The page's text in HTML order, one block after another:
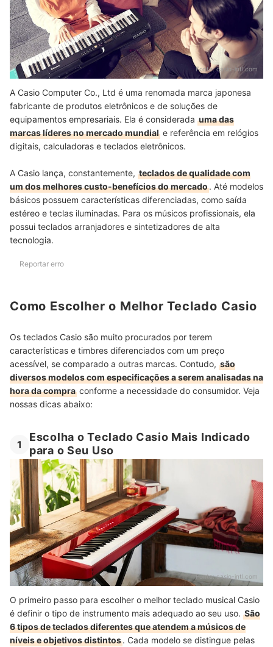
Fonte:casio-intl.com
A Casio Computer Co., Ltd é uma renomada marca japonesa
fabricante de produtos eletrônicos e de soluções de
equipamentos empresariais. Ela é considerada uma das
marcas líderes no mercado mundial e referência em relógios
digitais, calculadoras e teclados eletrônicos.
A Casio lança, constantemente, teclados de qualidade com
um dos melhores custo-benefícios do mercado. Até modelos
básicos possuem características diferenciadas, como saída
estéreo e teclas iluminadas. Para os músicos profissionais, ela
possui teclados arranjadores e sintetizadores de alta
tecnologia.
Reportar erro
Como Escolher o Melhor Teclado Casio
Os teclados Casio são muito procurados por terem
características e timbres diferenciados com um preço
acessível, se comparado a outras marcas. Contudo, são
diversos modelos com especificações a serem analisadas na
hora da compra conforme a necessidade do consumidor. Veja
nossas dicas abaixo:
1
Escolha o Teclado Casio Mais Indicado
para o Seu Uso
Fonte:casio-intl.com
O primeiro passo para escolher o melhor teclado musical Casio
é definir o tipo de instrumento mais adequado ao seu uso. São
6 tipos de teclados diferentes que atendem a músicos de
níveis e objetivos distintos. Cada modelo se distingue pelas